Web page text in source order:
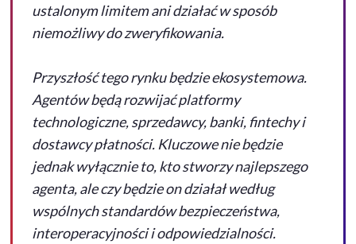
ustalonym limitem ani działać w sposób
niemożliwy do zweryfikowania.
Przyszłość tego rynku będzie ekosystemowa.
Agentów będą rozwijać platformy
technologiczne, sprzedawcy, banki, fintechy i
dostawcy płatności. Kluczowe nie będzie
jednak wyłącznie to, kto stworzy najlepszego
agenta, ale czy będzie on działał według
wspólnych standardów bezpieczeństwa,
interoperacyjności i odpowiedzialności.